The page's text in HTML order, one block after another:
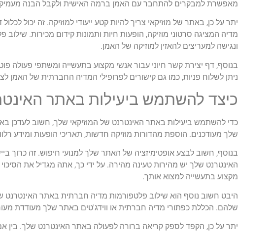
מאפשרת למבקרים להתחבר עם האמן ברמה האישית ולקבל הבנה
יתר על כן, באתר של מוזיקאי צריך להיות קטע ייעודי למוזיקה. זה יכול
ונגישה למעריצים להאזין למוזיקה של האמן.
בנוסף, דף יצירת קשר חיוני עבור אנשי מקצוע בתעשייה ומשתפי פעולה
ניתן לשלוח פניות, כמו גם קישורים לפרופילי המדיה החברתית של האמן
כיצד להשתמש ביעילות באתר
כדי להשתמש ביעילות באתר האינטרנט של המוזיקאי שלך, חשוב לעדכן
שלך מעודכנים. הוספת מהדורות מוזיקה חדשות, תאריכי הופעות ומידע
בנוסף, חשוב לבצע אופטימיזציה של האתר שלך למנועי חיפוש. זה כרוך
האינטרנט שלך יש מהירות טעינה מהירה. על ידי כך, אתה מגדיל את
מקצוע בתעשייה למצוא אותך.
היבט חשוב נוסף הוא שילוב פלטפורמות מדיה חברתית באתר
שלהם. הכללת כפתורי מדיה חברתית או ווידג'טים באתר שלך מעודדת
יתר על כן, הקפד לספק קריאה ברורה לפעולה באתר האינטרנט שלך.